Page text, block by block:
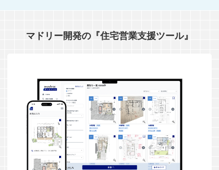
マドリー開発の『住宅営業支援ツール』